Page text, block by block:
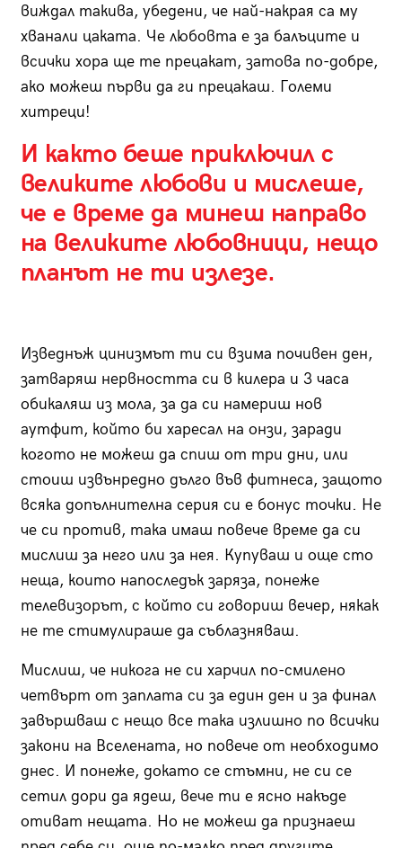
виждал такива, убедени, че най-накрая са му
хванали цаката. Че любовта е за балъците и
всички хора ще те прецакат, затова по-добре,
ако можеш първи да ги прецакаш. Големи
хитреци!
И както беше приключил с
великите любови и мислеше,
че е време да минеш направо
на великите любовници, нещо
планът не ти излезе.
Изведнъж цинизмът ти си взима почивен ден,
затваряш нервността си в килера и 3 часа
обикаляш из мола, за да си намериш нов
аутфит, който би харесал на онзи, заради
когото не можеш да спиш от три дни, или
стоиш извънредно дълго във фитнеса, защото
всяка допълнителна серия си е бонус точки. Не
че си против, така имаш повече време да си
мислиш за него или за нея. Купуваш и още сто
неща, които напоследък заряза, понеже
телевизорът, с който си говориш вечер, някак
не те стимулираше да съблазняваш.
Мислиш, че никога не си харчил по-смилено
четвърт от заплата си за един ден и за финал
завършваш с нещо все така излишно по всички
закони на Вселената, но повече от необходимо
днес. И понеже, докато се стъмни, не си се
сетил дори да ядеш, вече ти е ясно накъде
отиват нещата. Но не можеш да признаеш